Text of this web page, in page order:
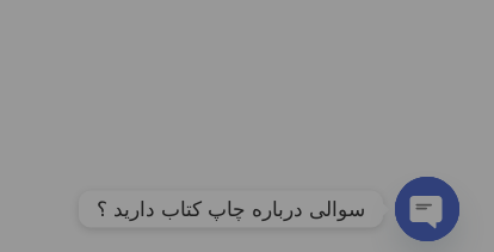
سوالی درباره چاپ کتاب دارید ؟
Open